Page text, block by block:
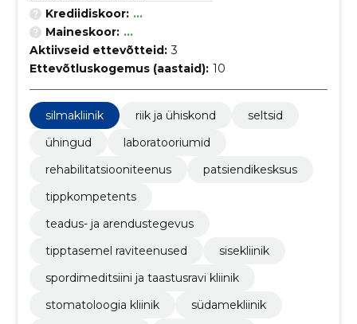
Krediidiskoor: ...
Maineskoor: ...
Aktiivseid ettevõtteid: 3
Ettevõtluskogemus (aastaid): 10
silmakliinik riik ja ühiskond
seltsid
ühingud
laboratooriumid
rehabilitatsiooniteenus
patsiendikesksus
tippkompetents
teadus- ja arendustegevus
tipptasemel raviteenused
sisekliinik
spordimeditsiini ja taastusravi kliinik
stomatoloogia kliinik
südamekliinik